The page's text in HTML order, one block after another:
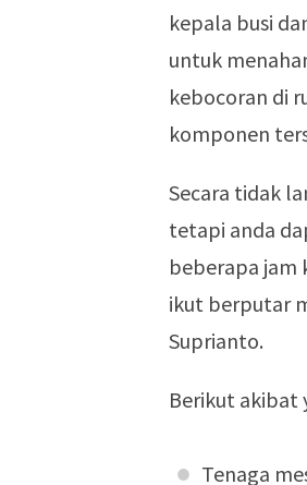
kepala busi
untuk
kebocoran di
komponen
Secara tidak
tetapi anda
beberapa jam
ikut berputar
Suprianto.
Berikut akibat
Tenaga